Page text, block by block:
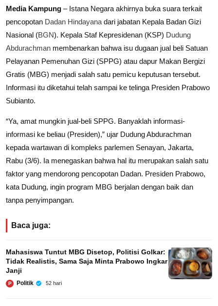
Media Kampung – Istana Negara akhirnya buka suara terkait
pencopotan Dadan Hindayana dari jabatan Kepala Badan Gizi
Nasional (BGN). Kepala Staf Kepresidenan (KSP) Dudung
Abdurachman membenarkan bahwa isu dugaan jual beli Satuan
Pelayanan Pemenuhan Gizi (SPPG) atau dapur Makan Bergizi
Gratis (MBG) menjadi salah satu pemicu keputusan tersebut.
Informasi itu diketahui telah sampai ke telinga Presiden Prabowo
Subianto.
“Ya, amat mungkin jual-beli SPPG. Banyaklah informasi-
informasi ke beliau (Presiden),” ujar Dudung Abdurachman
kepada wartawan di kompleks parlemen Senayan, Jakarta,
Rabu (3/6). Ia menegaskan bahwa hal itu merupakan salah satu
faktor yang mendorong pencopotan Dadan. Presiden Prabowo,
kata Dudung, ingin program MBG berjalan dengan baik dan
tanpa penyimpangan.
Baca juga:
Mahasiswa Tuntut MBG Disetop, Politisi Golkar:
Tidak Realistis, Sama Saja Minta Prabowo Ingkar
Janji
P Politik 52 hari